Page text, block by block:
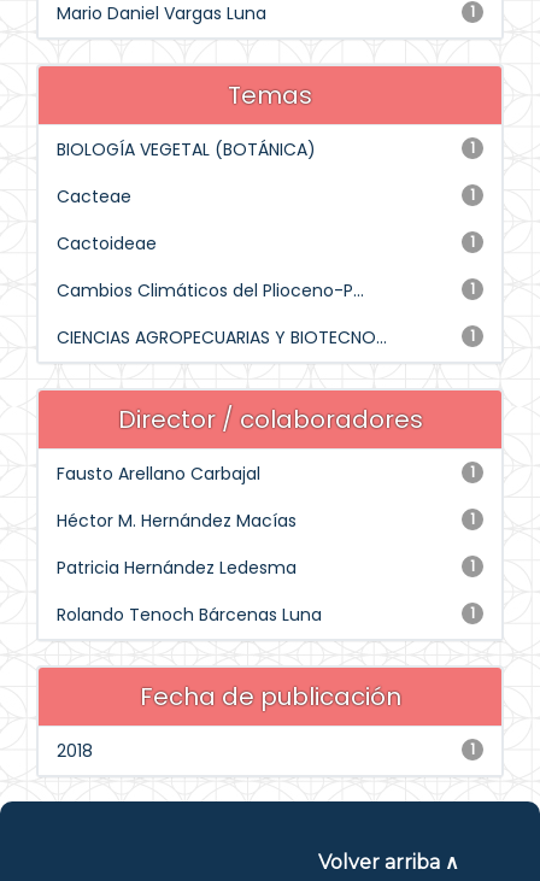
1
Mario Daniel Vargas Luna
Temas
1
BIOLOGÍA VEGETAL (BOTÁNICA)
1
Cacteae
1
Cactoideae
1
Cambios Climáticos del Plioceno-P...
1
CIENCIAS AGROPECUARIAS Y BIOTECNO...
Director / colaboradores
1
Fausto Arellano Carbajal
1
Héctor M. Hernández Macías
1
Patricia Hernández Ledesma
1
Rolando Tenoch Bárcenas Luna
Fecha de publicación
1
2018
Volver arriba ∧